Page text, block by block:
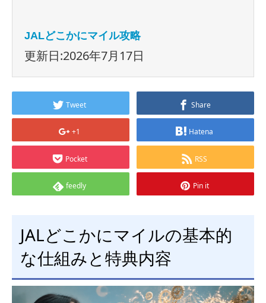
JALどこかにマイル攻略
更新日:2026年7月17日
Tweet Share
+1 Hatena
Pocket RSS
feedly Pin it
JALどこかにマイルの基本的
な仕組みと特典内容